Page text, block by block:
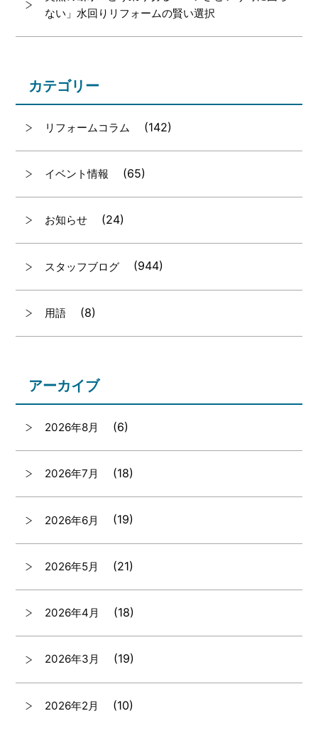
ない」水回りリフォームの賢い選択
カテゴリー
リフォームコラム (142)
イベント情報 (65)
お知らせ (24)
スタッフブログ (944)
用語 (8)
アーカイブ
2026年8月 (6)
2026年7月 (18)
2026年6月 (19)
2026年5月 (21)
2026年4月 (18)
2026年3月 (19)
2026年2月 (10)